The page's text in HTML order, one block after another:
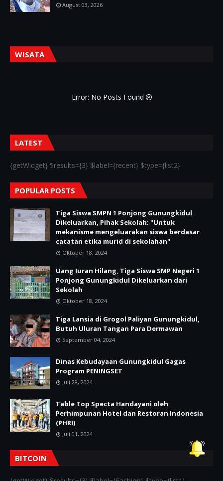
August 03, 2026
WISATA
Error: No Posts Found
LATEST
{getWidget} $results={3} $label={recent} $type={list2}
POPULAR POSTS
Tiga Siswa SMPN 1 Ponjong Gunungkidul
Dikeluarkan, Pihak Sekolah; "Untuk
mekanisme mengeluarakan siswa berdasar
catatan etika murid di sekolahan"
Oktober 18, 2024
Uang Iuran Hilang, Tiga Siswa SMP Negeri 1
Ponjong Gunungkidul Dikeluarkan dari
Sekolah
Oktober 18, 2024
Tiga Lansia di Grogol Paliyan Gunungkidul,
Butuh Uluran Tangan Para Dermawan
September 04, 2024
Dinas Kebudayaan Gunungkidul Gagas
Program PENINGSET
Juli 28, 2024
Table Top Specta Handayani oleh
Perhimpunan Hotel dan Restoran Indonesia
(PHRI)
Juli 01, 2024
BITCOIN